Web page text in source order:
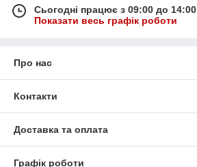
Сьогодні працює з 09:00 до 14:00
Показати весь графік роботи
Про нас
Контакти
Доставка та оплата
Графік роботи